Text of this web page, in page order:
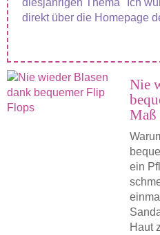
diesjährigen Thema "Ich
direkt über die Homepage
Nie
Maß
ein
Haut